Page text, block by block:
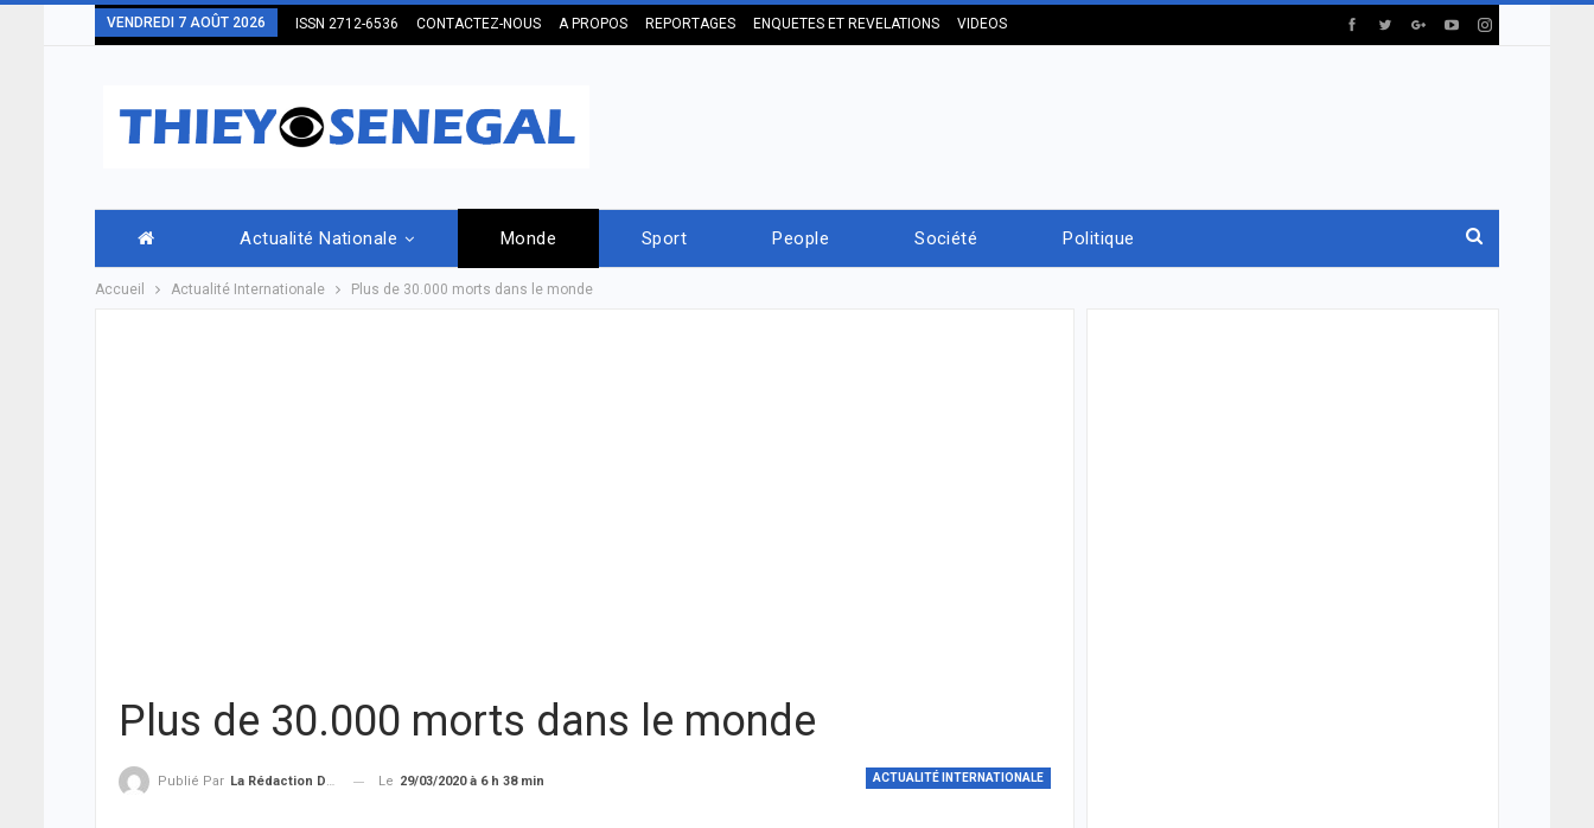
VENDREDI 7 AOÛT 2026 ISSN 2712-6536 CONTACTEZ-NOUS A PROPOS REPORTAGES ENQUETES ET REVELATIONS VIDEOS
Actualité Nationale Monde Sport People Société Politique
Accueil Actualité Internationale Plus de 30.000 morts dans le monde
Plus de 30.000 morts dans le monde
ACTUALITÉ INTERNATIONALE
Publié Par La Rédaction De THIEYSENEGAL.com Le 29/03/2020 à 6 h 38 min